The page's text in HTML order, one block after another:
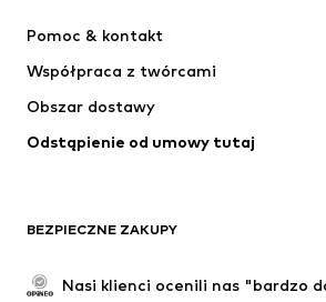
Kurtki
Bielizna
Płaszcze
Spódnice
Specjalne okazje
Pomoc & kontakt
Współpraca z twórcami
Obszar dostawy
Odstąpienie od umowy tutaj
BEZPIECZNE ZAKUPY
Nasi klienci ocenili nas "bardzo